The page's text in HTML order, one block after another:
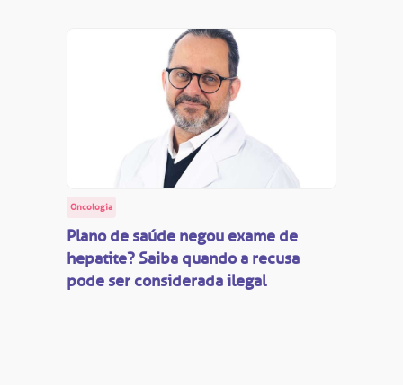
Oncologia
Plano de saúde negou exame de
hepatite? Saiba quando a recusa
pode ser considerada ilegal